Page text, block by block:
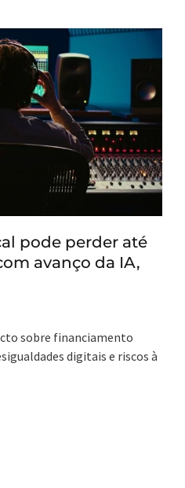
pode perder até
avanço da IA,
sobre financiamento
digitais e riscos à